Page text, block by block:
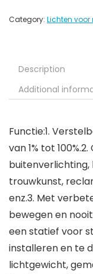
Category: Lichten
Description
Additional
Functie:1.
van 1% tot
trouwkunst,
enz.3. Met
bewegen en
een statief voor
installeren en te
lichtgewicht,